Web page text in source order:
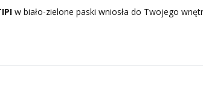
w biało-zielone paski wniosła do Twojego